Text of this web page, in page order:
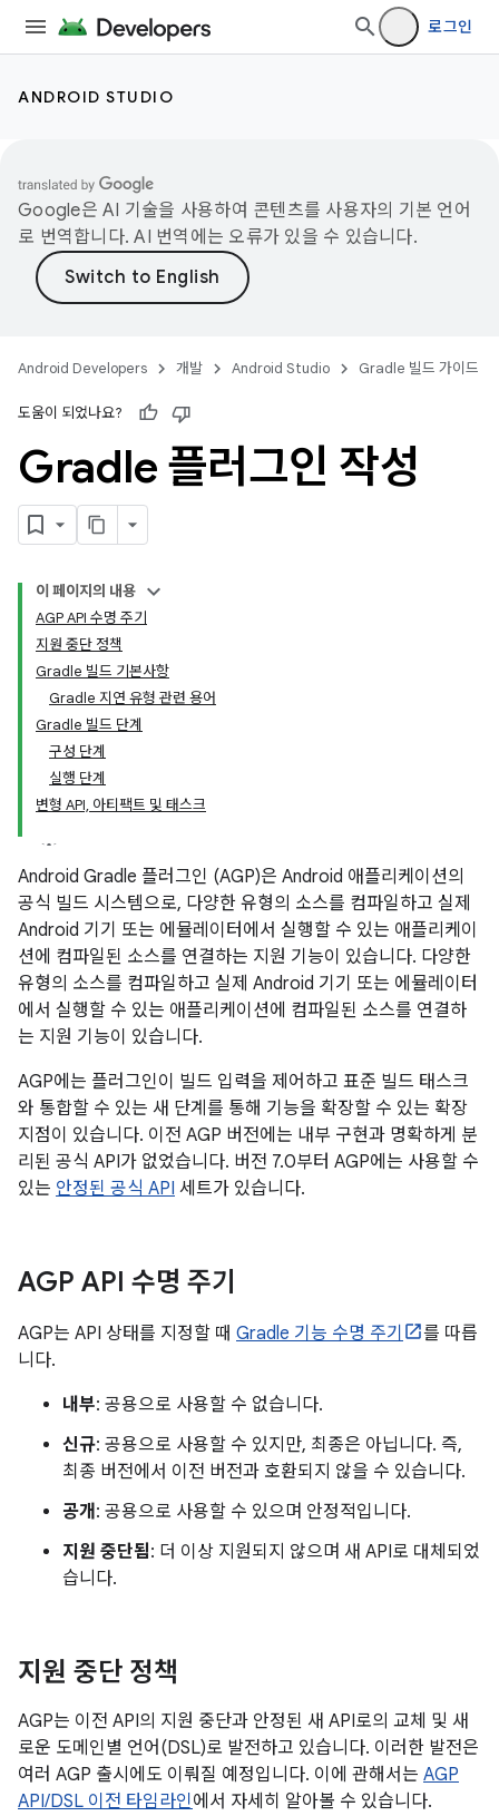
로그인
ANDROID STUDIO
Google은 AI 기술을 사용하여 콘텐츠를 사용자의 기본 언어
로 번역합니다. AI 번역에는 오류가 있을 수 있습니다.
Android Developers 개발 Android Studio Gradle 빌드 가이드
도움이 되었나요?
Gradle 플러그인 작성
이 페이지의 내용
AGP API 수명 주기
지원 중단 정책
Gradle 빌드 기본사항
Gradle 지연 유형 관련 용어
Gradle 빌드 단계
구성 단계
실행 단계
변형 API, 아티팩트 및 태스크
Android Gradle 플러그인 (AGP)은 Android 애플리케이션의
공식 빌드 시스템으로, 다양한 유형의 소스를 컴파일하고 실제
Android 기기 또는 에뮬레이터에서 실행할 수 있는 애플리케이
션에 컴파일된 소스를 연결하는 지원 기능이 있습니다. 다양한
유형의 소스를 컴파일하고 실제 Android 기기 또는 에뮬레이터
에서 실행할 수 있는 애플리케이션에 컴파일된 소스를 연결하
는 지원 기능이 있습니다.
AGP에는 플러그인이 빌드 입력을 제어하고 표준 빌드 태스크
와 통합할 수 있는 새 단계를 통해 기능을 확장할 수 있는 확장
지점이 있습니다. 이전 AGP 버전에는 내부 구현과 명확하게 분
리된 공식 API가 없었습니다. 버전 7.0부터 AGP에는 사용할 수
있는 안정된 공식 API 세트가 있습니다.
AGP API 수명 주기
AGP는 API 상태를 지정할 때 Gradle 기능 수명 주기
를 따릅
니다.
내부: 공용으로 사용할 수 없습니다.
신규: 공용으로 사용할 수 있지만, 최종은 아닙니다. 즉,
최종 버전에서 이전 버전과 호환되지 않을 수 있습니다.
공개 : 공용으로 사용할 수 있으며 안정적입니다.
지원 중단됨: 더 이상 지원되지 않으며 새 API로 대체되었
습니다.
지원 중단 정책
AGP는 이전 API의 지원 중단과 안정된 새 API로의 교체 및 새
로운 도메인별 언어(DSL)로 발전하고 있습니다. 이러한 발전은
여러 AGP 출시에도 이뤄질 예정입니다. 이에 관해서는 AGP
API/DSL 이전 타임라인에서 자세히 알아볼 수 있습니다.